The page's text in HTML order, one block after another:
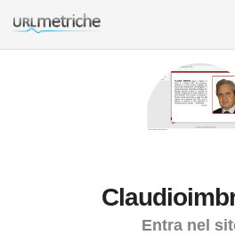
Entra nel